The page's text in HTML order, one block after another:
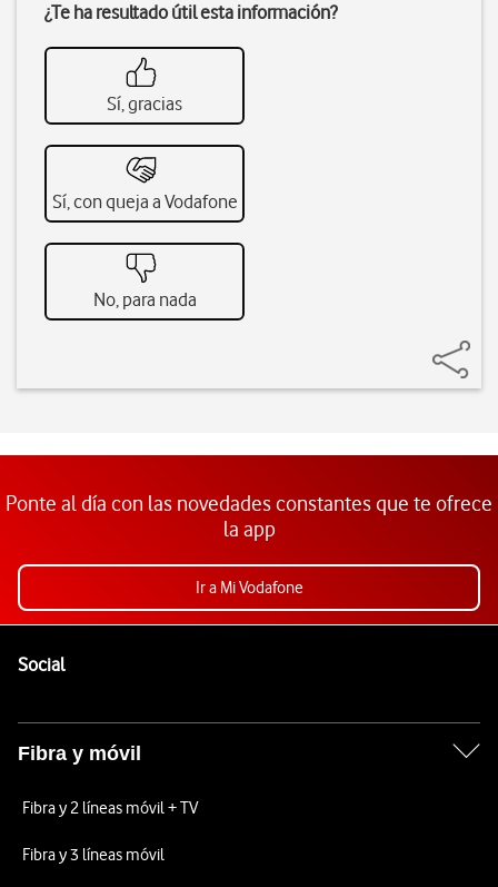
¿Te ha resultado útil esta información?
Sí, gracias
Sí, con queja a Vodafone
No, para nada
Ponte al día con las novedades constantes que te ofrece
la app
Ir a Mi Vodafone
SocialEnlaces a las redes sociales de Vodafone
Fibra y móvil
Fibra y 2 líneas móvil + TV
Fibra y 3 líneas móvil